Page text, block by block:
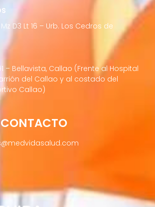
D3 Lt 16 – Urb. Los Cedros de
– Bellavista, Callao (Frente al Hospital
del Callao y al costado del
Callao)